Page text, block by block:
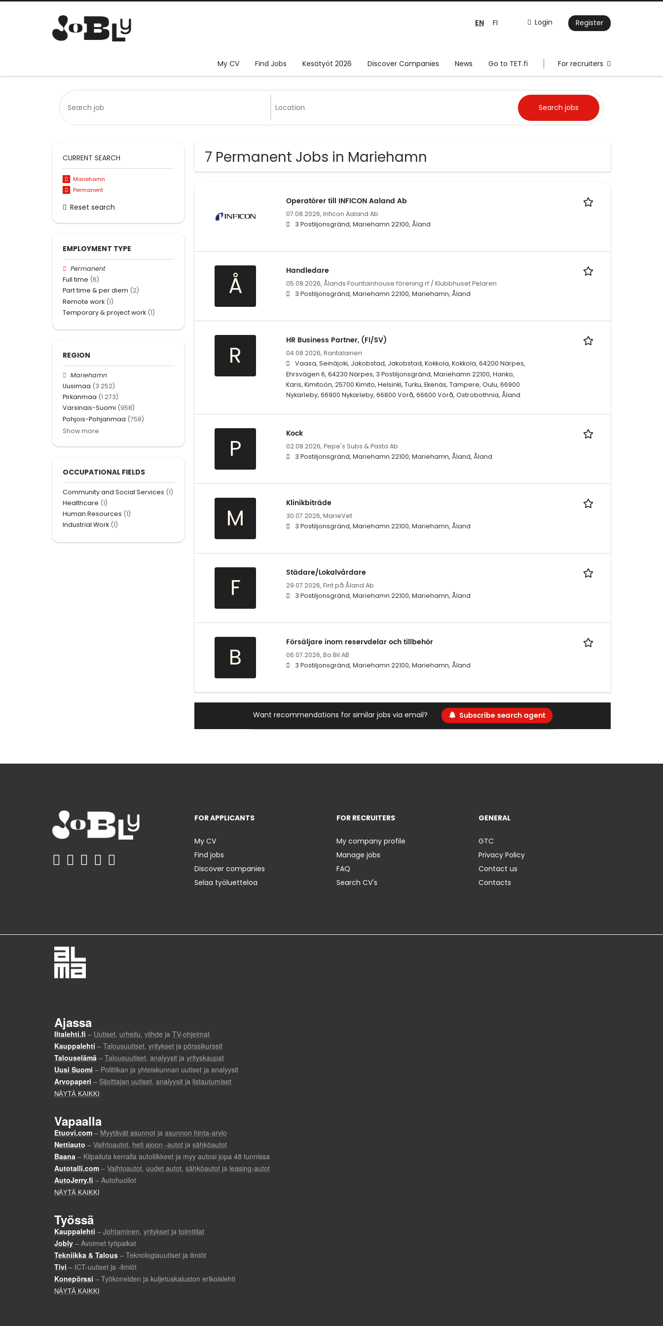
Login Register
EN FI
My CV Find Jobs Kesätyöt 2026 Discover Companies News Go to TET.fi For recruiters
7 Permanent Jobs in Mariehamn
Operatörer till INFICON Aaland Ab
07.08.2026, Inficon Aaland Ab
3 Postiljonsgränd, Mariehamn 22100, Åland
Å
Handledare
05.08.2026, Ålands Fountainhouse förening rf / Klubbhuset Pelaren
3 Postiljonsgränd, Mariehamn 22100, Mariehamn, Åland
R
HR Business Partner, (FI/SV)
04.08.2026, Rantalainen
Vaasa, Seinäjoki, Jakobstad, Jakobstad, Kokkola, Kokkola, 64200 Närpes,
Ehrsvägen 6, 64230 Närpes, 3 Postiljonsgränd, Mariehamn 22100, Hanko,
Karis, Kimitoön, 25700 Kimito, Helsinki, Turku, Ekenäs, Tampere, Oulu, 66900
Nykarleby, 66900 Nykarleby, 66800 Vörå, 66600 Vörå, Ostrobothnia, Åland
P
Kock
02.08.2026, Pepe's Subs & Pasta Ab
3 Postiljonsgränd, Mariehamn 22100, Mariehamn, Åland, Åland
M
Klinikbiträde
30.07.2026, MarieVet
3 Postiljonsgränd, Mariehamn 22100, Mariehamn, Åland
F
Städare/Lokalvårdare
29.07.2026, Fint på Åland Ab
3 Postiljonsgränd, Mariehamn 22100, Mariehamn, Åland
B
Försäljare inom reservdelar och tillbehör
06.07.2026, Bo Bil AB
3 Postiljonsgränd, Mariehamn 22100, Mariehamn, Åland
Want recommendations for similar jobs via email? Subscribe search agent
CURRENT SEARCH
Mariehamn
Permanent
Reset search
EMPLOYMENT TYPE
Permanent
Full time (6)
Part time & per diem (2)
Remote work (1)
Temporary & project work (1)
REGION
Mariehamn
Uusimaa (3 252)
Pirkanmaa (1 273)
Varsinais-Suomi (958)
Pohjois-Pohjanmaa (758)
Show more
OCCUPATIONAL FIELDS
Community and Social Services (1)
Healthcare (1)
Human Resources (1)
Industrial Work (1)
FOR APPLICANTS
My CV
Find jobs
Discover companies
Selaa työluetteloa
FOR RECRUITERS
My company profile
Manage jobs
FAQ
Search CV's
GENERAL
GTC
Privacy Policy
Contact us
Contacts